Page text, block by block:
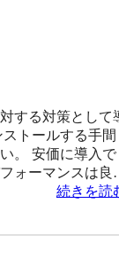
する対策として
トールする手間
。 安価に導入で
ォーマンスは良
続きを読